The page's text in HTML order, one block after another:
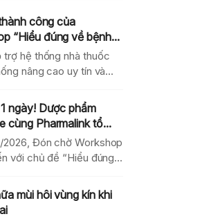
công của
“Hiểu đúng về bệnh...
trợ hệ thống nhà thuốc
nâng cao uy tín và
ngày! Dược phẩm
cùng Pharmalink tổ...
2026, Đón chờ Workshop
với chủ đề “Hiểu đúng
mùi hôi vùng kín khi